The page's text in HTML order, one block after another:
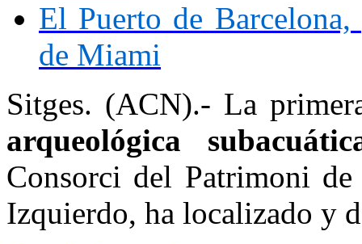
El Puerto de
de Miami
Sitges. (ACN).- La
arqueológica
Consorci del Patrimoni
Izquierdo, ha localizado y